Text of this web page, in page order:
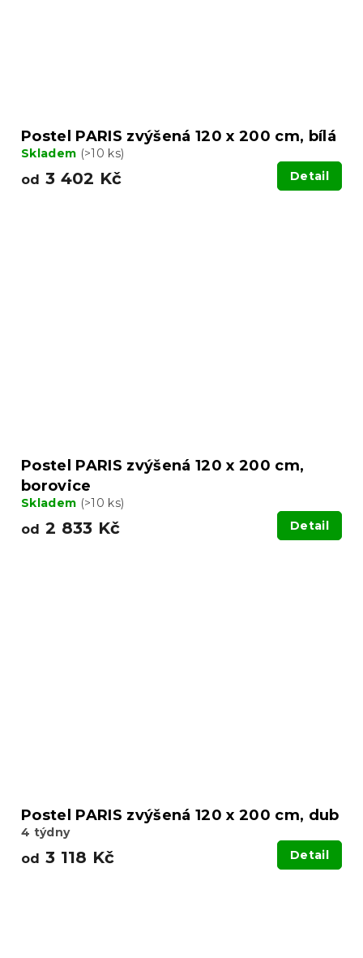
Postel PARIS zvýšená 120 x 200 cm, bílá
Skladem (>10 ks)
od 3 402 Kč Detail
Postel PARIS zvýšená 120 x 200 cm,
borovice
Skladem (>10 ks)
od 2 833 Kč Detail
Postel PARIS zvýšená 120 x 200 cm, dub
4 týdny
od 3 118 Kč Detail